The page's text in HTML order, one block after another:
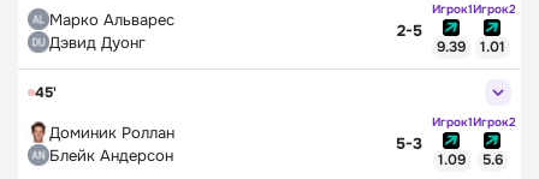
Марко Альварес
Дэвид Дуонг
2-5
Игрок1Игрок2
9.39 1.01
45'
Доминик Роллан
Блейк Андерсон
5-3
Игрок1Игрок2
1.09 5.6